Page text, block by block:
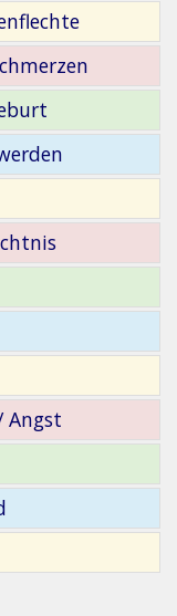
Angst